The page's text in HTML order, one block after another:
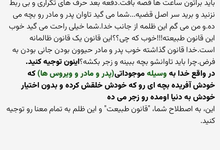
باید براتون ساعت ها قصه بافت.دفعه بعد حرف های تکراری و بی ربط
نزنید و برید سر اصل قضیه...شما می گید تاوان پدر و مادر رو بچه می
ده.و من می گم این ظلمه از جانب خدا.شما خیلی راحت می گید خوب
این قانون طبیعته!!!خوب که چی؟؟این قانون یک قانون ظالمانه
است.خدا قانون گذاشته خوب پدر و مادر حیوون بودن جانی بودن به
فرض.چرا باید تاوانشو بچه ببینه و زجر بکشه؟اینون توجیه کنید.
در واقع خدا به وسیله موجوداتی(پدر و مادر و ویروس ها) که
خودش آفریده بچه ای رو که خودش خلقش کرده و بدون اختیار
خودش به دنیا اومده رو زجر می ده
این، به اصطلاح شما، "قانون طبیعت" و این ظلم به تمام معنا رو توجیه
کنید.